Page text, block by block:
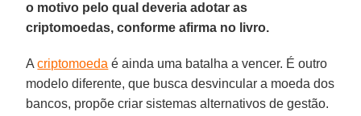
o motivo pelo qual deveria adotar as
criptomoedas, conforme afirma no livro.
Acriptomoeda é ainda uma batalha a vencer. É outro
modelo diferente, que busca desvincular a moeda dos
bancos, propõe criar sistemas alternativos de gestão.